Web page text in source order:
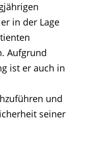
in der Lage
Aufgrund
ist er auch in
und
seiner